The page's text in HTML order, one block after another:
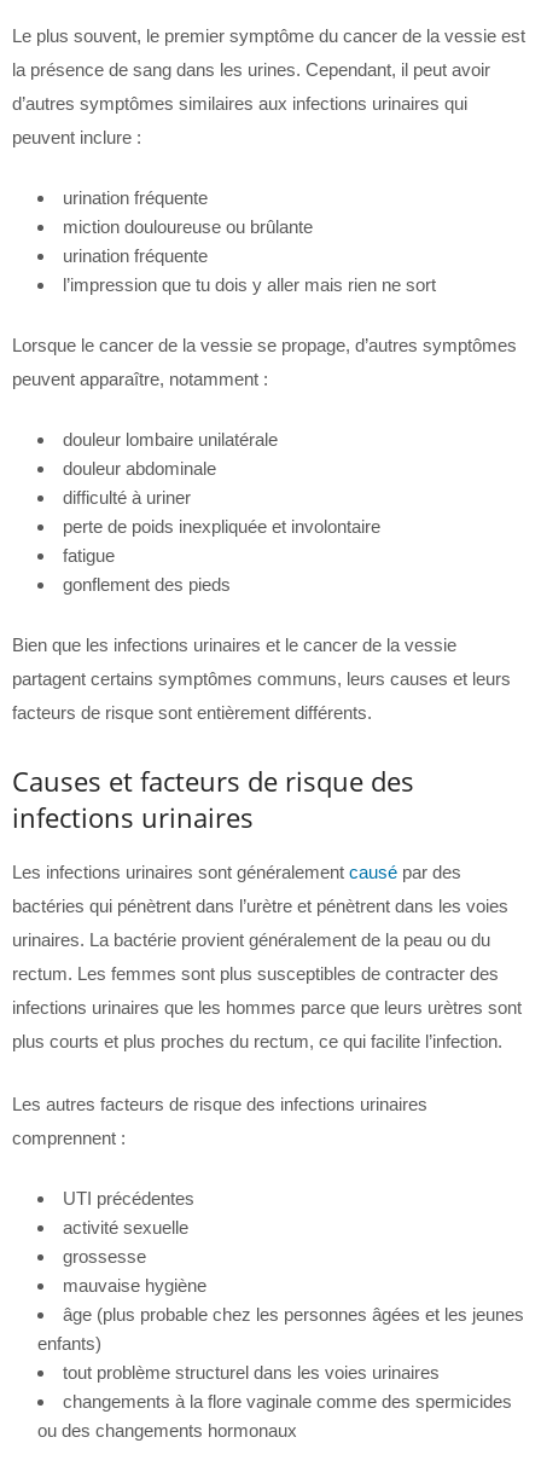
Le plus souvent, le premier symptôme du cancer de la vessie est
la présence de sang dans les urines. Cependant, il peut avoir
d’autres symptômes similaires aux infections urinaires qui
peuvent inclure :
urination fréquente
miction douloureuse ou brûlante
urination fréquente
l’impression que tu dois y aller mais rien ne sort
Lorsque le cancer de la vessie se propage, d’autres symptômes
peuvent apparaître, notamment :
douleur lombaire unilatérale
douleur abdominale
difficulté à uriner
perte de poids inexpliquée et involontaire
fatigue
gonflement des pieds
Bien que les infections urinaires et le cancer de la vessie
partagent certains symptômes communs, leurs causes et leurs
facteurs de risque sont entièrement différents.
Causes et facteurs de risque des
infections urinaires
Les infections urinaires sont généralement causé par des
bactéries qui pénètrent dans l’urètre et pénètrent dans les voies
urinaires. La bactérie provient généralement de la peau ou du
rectum. Les femmes sont plus susceptibles de contracter des
infections urinaires que les hommes parce que leurs urètres sont
plus courts et plus proches du rectum, ce qui facilite l’infection.
Les autres facteurs de risque des infections urinaires
comprennent :
UTI précédentes
activité sexuelle
grossesse
mauvaise hygiène
âge (plus probable chez les personnes âgées et les jeunes
enfants)
tout problème structurel dans les voies urinaires
changements à la flore vaginale comme des spermicides
ou des changements hormonaux